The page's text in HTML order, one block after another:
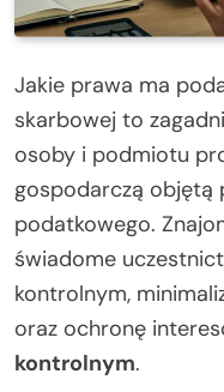
Jakie prawa ma
skarbowej to
osoby i podmiotu
gospodarczą objętą
podatkowego.
świadome
kontrolnym,
oraz ochronę
kontrolnym.